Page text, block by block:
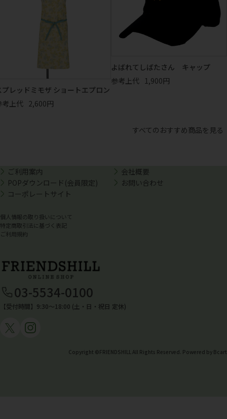
プレッドミモザ ショートエプロン
考上代 2,600円
よばれてしばたさん キャップ
参考上代 1,900円
すべてのおすすめ商品を見る
ご利用案内
会社概要
POPダウンロード(会員限定)
お問い合わせ
コーポレートサイト
個人情報の取り扱いについて
特定商取引法に基づく表記
ご利用規約
03-5534-0100
【受付時間】9:30〜18:00 (土・日・祝日 定休)
Copyright ©FRIENDSHILL All Rights Reserved. Powered by Bcart